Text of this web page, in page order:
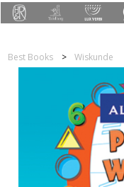
Best Books Wiskunde